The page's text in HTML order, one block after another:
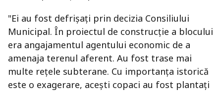
"Ei au fost defrişaţi prin decizia Consiliului
Municipal. În proiectul de construcţie a blocului
era angajamentul agentului economic de a
amenaja terenul aferent. Au fost trase mai
multe reţele subterane. Cu importanţa istorică
este o exagerare, aceşti copaci au fost plantaţi